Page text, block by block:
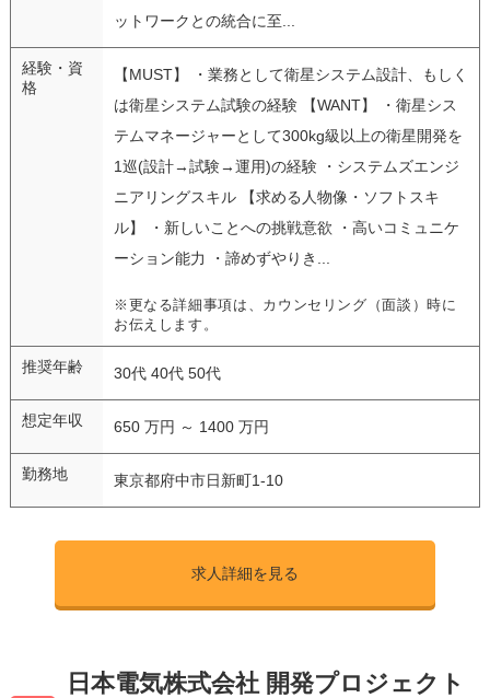
ットワークとの統合に至...
経験・資
格
【MUST】 ・業務として衛星システム設計、もしく
は衛星システム試験の経験 【WANT】 ・衛星シス
テムマネージャーとして300kg級以上の衛星開発を
1巡(設計→試験→運用)の経験 ・システムズエンジ
ニアリングスキル 【求める人物像・ソフトスキ
ル】 ・新しいことへの挑戦意欲 ・高いコミュニケ
ーション能力 ・諦めずやりき...
※更なる詳細事項は、カウンセリング（面談）時に
お伝えします。
推奨年齢 30代 40代 50代
想定年収 650 万円 ～ 1400 万円
勤務地 東京都府中市日新町1-10
求人詳細を見る
日本電気株式会社 開発プロジェクト